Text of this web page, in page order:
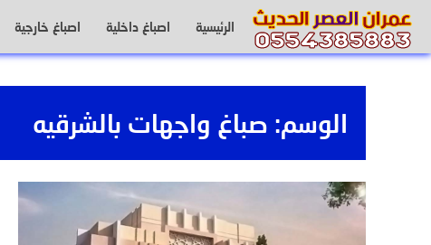
المحتوى
الرئيسية اصباغ داخلية اصباغ خارجية
الوسم: صباغ واجهات بالشرقيه